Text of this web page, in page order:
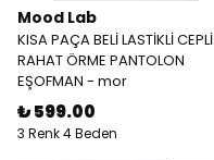
Mood Lab
KISA PAÇA BELİ LASTİKLİ CEPLİ
RAHAT ÖRME PANTOLON
EŞOFMAN - mor
₺ 599.00
3 Renk 4 Beden